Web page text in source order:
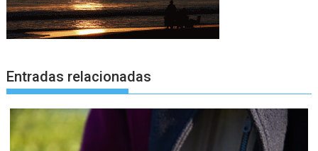
Entradas relacionadas